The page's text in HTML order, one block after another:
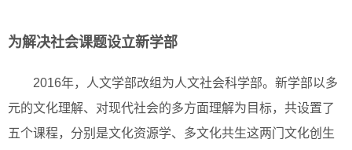
为解决社会课题设立新学部
2016年，人文学部改组为人文社会科学部。新学部以多
元的文化理解、对现代社会的多方面理解为目标，共设置了
五个课程，分别是文化资源学、多文化共生这两门文化创生